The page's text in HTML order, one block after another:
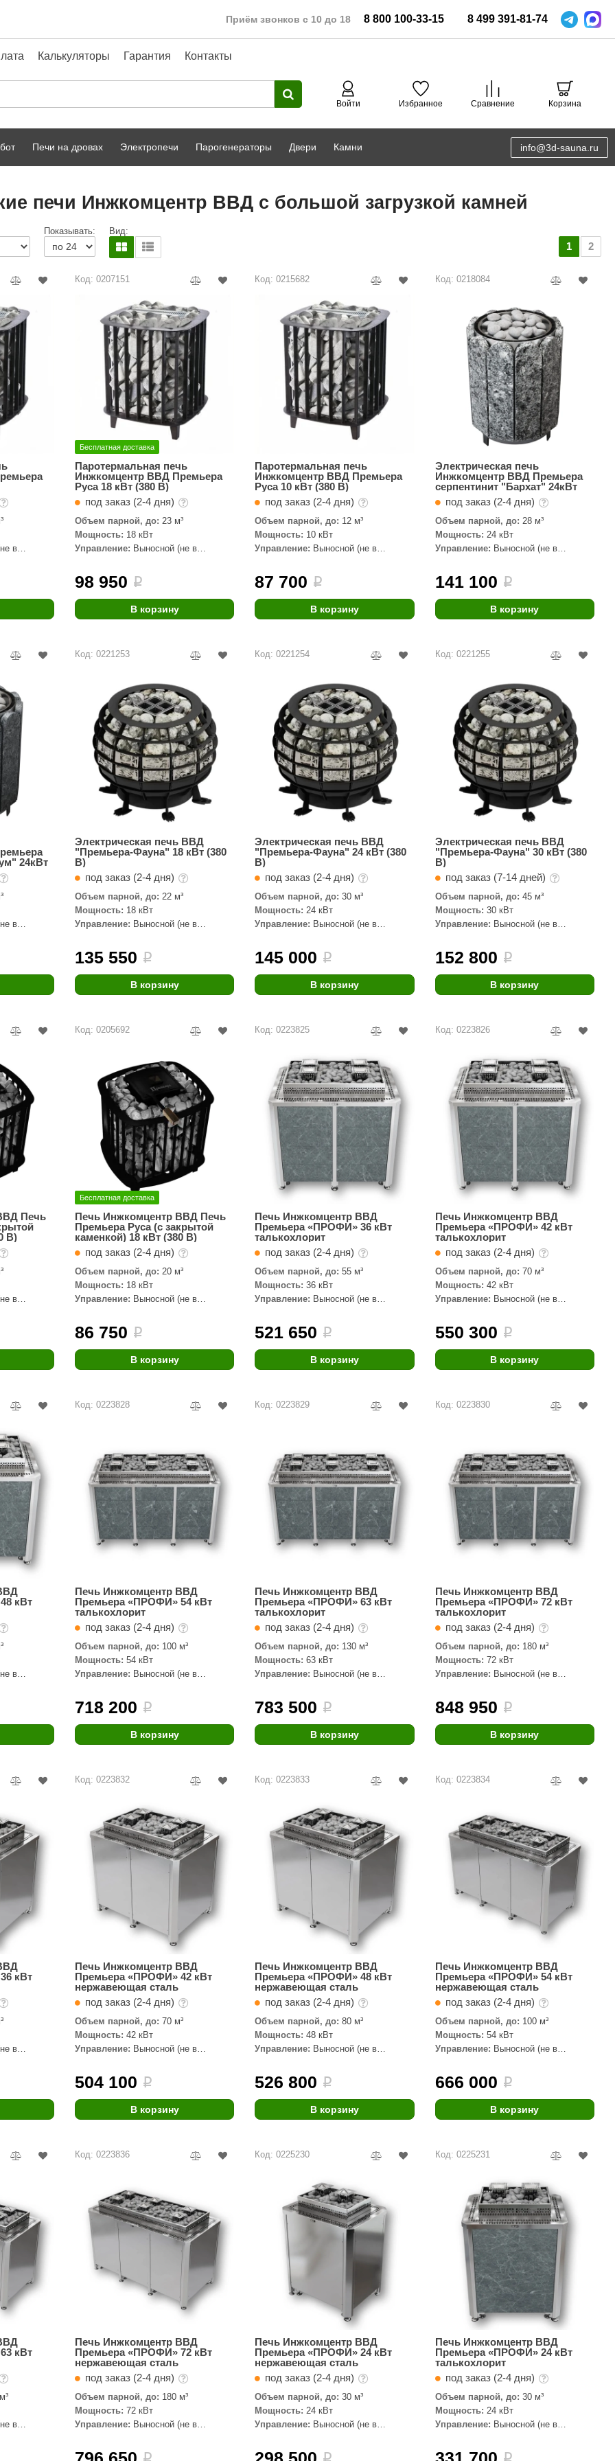
Приём звонков с 10 до 18 8 800 100-33-15 8 499 391-81-74
Калькуляторы Гарантия Контакты
Войти Избранное Сравнение Корзина
Eos
A-Panel Руспанель
Сталь-Мастер
Банные штучки
CeruttiSpa
Suokka
Русский дух
Карельские легенды
Rento Tylo
LUX ELEMENTS
LANG’s
Rohol
Baldus Kvimol
Ермак-Термо
Добросталь ИзиСтим
Торнадо Огненный камень
Аэровита УМТ
Костёр ЭНЕРГОРЕСУРС
Сабантуй
Феникс
Aromawolke
Варвара
EDMUNDAS Nikkarien
Печи на дровах Электропечи Парогенераторы Двери Камни info@3d-sauna.ru
печи Инжкомцентр ВВД с большой загрузкой камней
Показывать: Вид:
1 2
в
Код: 0207151
Бесплатная доставка
Паротермальная печь
Инжкомцентр ВВД Премьера
Руса 18 кВт (380 В)
под заказ (2-4 дня)
Объем парной, до: 23 м³
Мощность: 18 кВт
Управление: Выносной (не в
98 950 i
В корзину
Код: 0215682
Паротермальная печь
Инжкомцентр ВВД Премьера
Руса 10 кВт (380 В)
под заказ (2-4 дня)
Объем парной, до: 12 м³
Мощность: 10 кВт
Управление: Выносной (не в
87 700 i
В корзину
Код: 0218084
Электрическая печь
Инжкомцентр ВВД Премьера
серпентинит "Бархат" 24кВт
под заказ (2-4 дня)
Объем парной, до: 28 м³
Мощность: 24 кВт
Управление: Выносной (не в
141 100 i
В корзину
24кВт
в
Код: 0221253
Электрическая печь ВВД
"Премьера-Фауна" 18 кВт (380
В)
под заказ (2-4 дня)
Объем парной, до: 22 м³
Мощность: 18 кВт
Управление: Выносной (не в
135 550 i
В корзину
Код: 0221254
Электрическая печь ВВД
"Премьера-Фауна" 24 кВт (380
В)
под заказ (2-4 дня)
Объем парной, до: 30 м³
Мощность: 24 кВт
Управление: Выносной (не в
145 000 i
В корзину
Код: 0221255
Электрическая печь ВВД
"Премьера-Фауна" 30 кВт (380
В)
под заказ (7-14 дней)
Объем парной, до: 45 м³
Мощность: 30 кВт
Управление: Выносной (не в
152 800 i
В корзину
Печь
В)
в
Код: 0205692
Бесплатная доставка
Печь Инжкомцентр ВВД Печь
Премьера Руса (с закрытой
каменкой) 18 кВт (380 В)
под заказ (2-4 дня)
Объем парной, до: 20 м³
Мощность: 18 кВт
Управление: Выносной (не в
86 750 i
В корзину
Код: 0223825
Печь Инжкомцентр ВВД
Премьера «ПРОФИ» 36 кВт
талькохлорит
под заказ (2-4 дня)
Объем парной, до: 55 м³
Мощность: 36 кВт
Управление: Выносной (не в
521 650 i
В корзину
Код: 0223826
Печь Инжкомцентр ВВД
Премьера «ПРОФИ» 42 кВт
талькохлорит
под заказ (2-4 дня)
Объем парной, до: 70 м³
Мощность: 42 кВт
Управление: Выносной (не в
550 300 i
В корзину
кВт
в
Код: 0223828
Печь Инжкомцентр ВВД
Премьера «ПРОФИ» 54 кВт
талькохлорит
под заказ (2-4 дня)
Объем парной, до: 100 м³
Мощность: 54 кВт
Управление: Выносной (не в
718 200 i
В корзину
Код: 0223829
Печь Инжкомцентр ВВД
Премьера «ПРОФИ» 63 кВт
талькохлорит
под заказ (2-4 дня)
Объем парной, до: 130 м³
Мощность: 63 кВт
Управление: Выносной (не в
783 500 i
В корзину
Код: 0223830
Печь Инжкомцентр ВВД
Премьера «ПРОФИ» 72 кВт
талькохлорит
под заказ (2-4 дня)
Объем парной, до: 180 м³
Мощность: 72 кВт
Управление: Выносной (не в
848 950 i
В корзину
кВт
в
Код: 0223832
Печь Инжкомцентр ВВД
Премьера «ПРОФИ» 42 кВт
нержавеющая сталь
под заказ (2-4 дня)
Объем парной, до: 70 м³
Мощность: 42 кВт
Управление: Выносной (не в
504 100 i
В корзину
Код: 0223833
Печь Инжкомцентр ВВД
Премьера «ПРОФИ» 48 кВт
нержавеющая сталь
под заказ (2-4 дня)
Объем парной, до: 80 м³
Мощность: 48 кВт
Управление: Выносной (не в
526 800 i
В корзину
Код: 0223834
Печь Инжкомцентр ВВД
Премьера «ПРОФИ» 54 кВт
нержавеющая сталь
под заказ (2-4 дня)
Объем парной, до: 100 м³
Мощность: 54 кВт
Управление: Выносной (не в
666 000 i
В корзину
кВт
в
Код: 0223836
Печь Инжкомцентр ВВД
Премьера «ПРОФИ» 72 кВт
нержавеющая сталь
под заказ (2-4 дня)
Объем парной, до: 180 м³
Мощность: 72 кВт
Управление: Выносной (не в
i
Код: 0225230
Печь Инжкомцентр ВВД
Премьера «ПРОФИ» 24 кВт
нержавеющая сталь
под заказ (2-4 дня)
Объем парной, до: 30 м³
Мощность: 24 кВт
Управление: Выносной (не в
i
Код: 0225231
Печь Инжкомцентр ВВД
Премьера «ПРОФИ» 24 кВт
талькохлорит
под заказ (2-4 дня)
Объем парной, до: 30 м³
Мощность: 24 кВт
Управление: Выносной (не в
i